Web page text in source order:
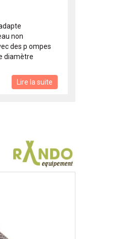
non
des p ompes
diamètre
Lire la suite